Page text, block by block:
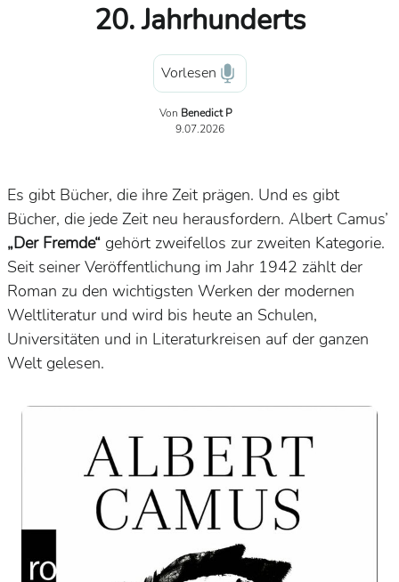
20. Jahrhunderts
Vorlesen
Von Benedict P
9.07.2026
Es gibt Bücher, die ihre Zeit prägen. Und es gibt
Bücher, die jede Zeit neu herausfordern. Albert Camus’
„Der Fremde“ gehört zweifellos zur zweiten Kategorie.
Seit seiner Veröffentlichung im Jahr 1942 zählt der
Roman zu den wichtigsten Werken der modernen
Weltliteratur und wird bis heute an Schulen,
Universitäten und in Literaturkreisen auf der ganzen
Welt gelesen.